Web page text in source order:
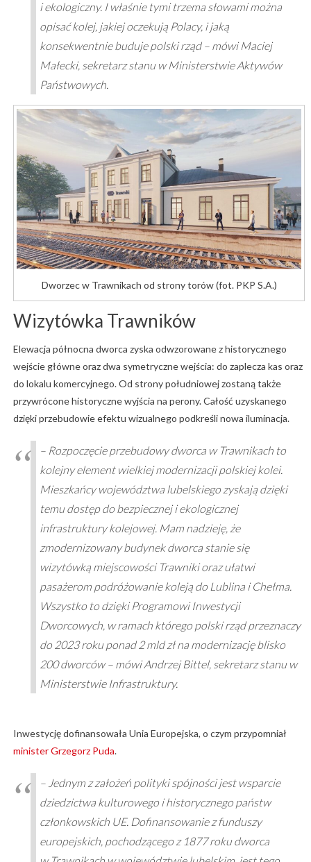
i ekologiczny. I właśnie tymi trzema słowami można
opisać kolej, jakiej oczekują Polacy, i jaką
konsekwentnie buduje polski rząd – mówi Maciej
Małecki, sekretarz stanu w Ministerstwie Aktywów
Państwowych.
Dworzec w Trawnikach od strony torów (fot. PKP S.A.)
Wizytówka Trawników
Elewacja północna dworca zyska odwzorowane z historycznego
wejście główne oraz dwa symetryczne wejścia: do zaplecza kas oraz
do lokalu komercyjnego. Od strony południowej zostaną także
przywrócone historyczne wyjścia na perony. Całość uzyskanego
dzięki przebudowie efektu wizualnego podkreśli nowa iluminacja.
– Rozpoczęcie przebudowy dworca w Trawnikach to
kolejny element wielkiej modernizacji polskiej kolei.
Mieszkańcy województwa lubelskiego zyskają dzięki
temu dostęp do bezpiecznej i ekologicznej
infrastruktury kolejowej. Mam nadzieję, że
zmodernizowany budynek dworca stanie się
wizytówką miejscowości Trawniki oraz ułatwi
pasażerom podróżowanie koleją do Lublina i Chełma.
Wszystko to dzięki Programowi Inwestycji
Dworcowych, w ramach którego polski rząd przeznaczy
do 2023 roku ponad 2 mld zł na modernizację blisko
200 dworców – mówi Andrzej Bittel, sekretarz stanu w
Ministerstwie Infrastruktury.
Inwestycję dofinansowała Unia Europejska, o czym przypomniał
minister Grzegorz Puda.
– Jednym z założeń polityki spójności jest wsparcie
dziedzictwa kulturowego i historycznego państw
członkowskich UE. Dofinansowanie z funduszy
europejskich, pochodzącego z 1877 roku dworca